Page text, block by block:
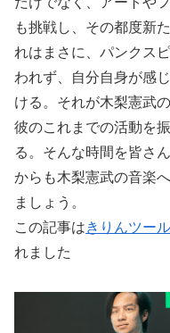
も挑戦し、その都度新
れはまさに、パンクス
われず、自分自身が感
ける。それが木梨憲武
彼のこれまでの活動を
る。そんな時間を皆さ
からも木梨憲武の音楽
ましょう。
この記事はきりんツール
れました